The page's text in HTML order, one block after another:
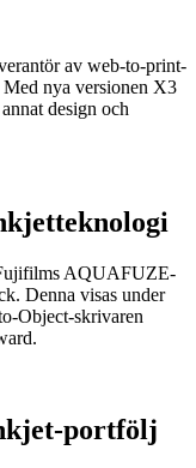
av web-to-print-
nya versionen X3
design och
AQUAFUZE-
Denna visas under
Object-skrivaren
portfölj